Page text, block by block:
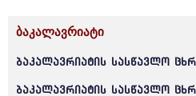
ბაკალავრიატი
ბაკალავრიატის სასწავლო
ბაკალავრიატის სასწავლო